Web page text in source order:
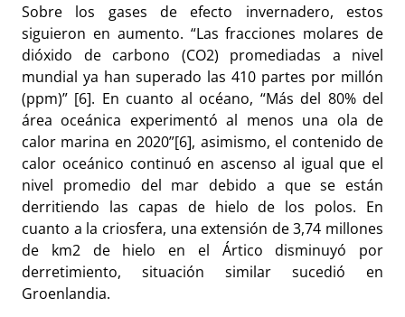
Sobre los gases de efecto invernadero, estos
siguieron en aumento. “Las fracciones molares de
dióxido de carbono (CO2) promediadas a nivel
mundial ya han superado las 410 partes por millón
(ppm)” [6]. En cuanto al océano, “Más del 80% del
área oceánica experimentó al menos una ola de
calor marina en 2020”[6], asimismo, el contenido de
calor oceánico continuó en ascenso al igual que el
nivel promedio del mar debido a que se están
derritiendo las capas de hielo de los polos. En
cuanto a la criosfera, una extensión de 3,74 millones
de km2 de hielo en el Ártico disminuyó por
derretimiento, situación similar sucedió en
Groenlandia.